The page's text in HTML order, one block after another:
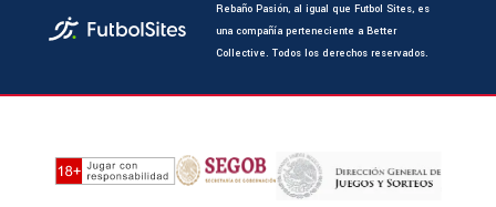
Rebaño Pasión, al igual que Futbol Sites, es
una compañía perteneciente a Better
Collective. Todos los derechos reservados.